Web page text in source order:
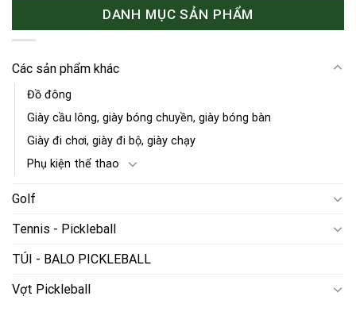
DANH MỤC SẢN PHẨM
Các sản phẩm khác
Đồ đông
Giày cầu lông, giày bóng chuyền, giày bóng bàn
Giày đi chơi, giày đi bộ, giày chạy
Phụ kiện thể thao
Golf
Tennis - Pickleball
TÚI - BALO PICKLEBALL
Vợt Pickleball